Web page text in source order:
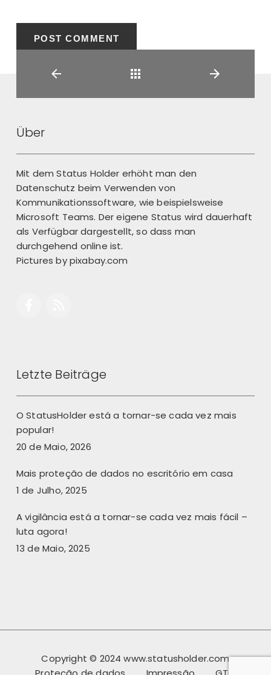
Über
Mit dem Status Holder erhöht man den
Datenschutz beim Verwenden von
Kommunikationssoftware, wie beispielsweise
Microsoft Teams. Der eigene Status wird dauerhaft
als Verfügbar dargestellt, so dass man
durchgehend online ist.
Pictures bypixabay.com
Letzte Beiträge
O StatusHolder está a tornar-se cada vez mais
popular!
20 de Maio, 2026
Mais proteção de dados no escritório em casa
1 de Julho, 2025
A vigilância está a tornar-se cada vez mais fácil –
luta agora!
13 de Maio, 2025
Copyright © 2024 www.statusholder.com